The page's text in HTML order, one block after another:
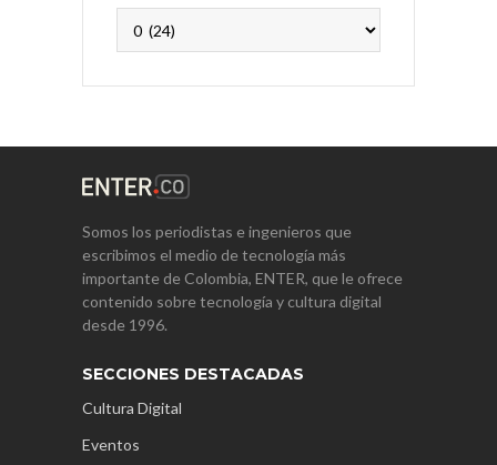
Somos los periodistas e ingenieros que
escribimos el medio de tecnología más
importante de Colombia, ENTER, que le ofrece
contenido sobre tecnología y cultura digital
desde 1996.
SECCIONES DESTACADAS
Cultura Digital
Eventos